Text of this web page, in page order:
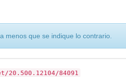
menos que se indique lo contrario.
84091